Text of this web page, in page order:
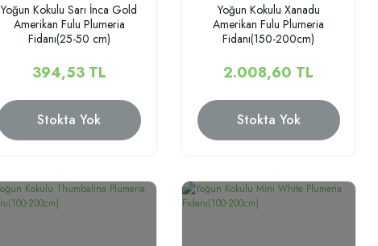
Yoğun Kokulu Sarı İnca Gold
Amerikan Fulu Plumeria
Fidanı(25-50 cm)
394,53 TL
Stokta Yok
Yoğun Kokulu Xanadu
Amerikan Fulu Plumeria
Fidanı(150-200cm)
2.008,60 TL
Stokta Yok